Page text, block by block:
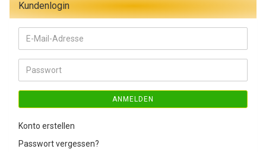
Kundenlogin
E-
Mail-
Adresse
Passwort
ANMELDEN
Konto erstellen
Passwort vergessen?